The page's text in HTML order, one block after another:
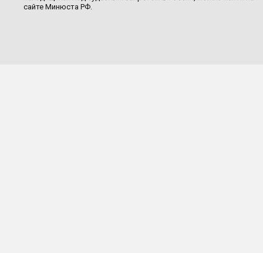
сайте Минюста РФ.